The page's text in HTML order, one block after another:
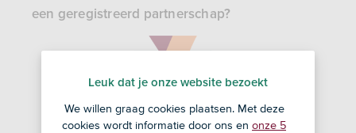
een geregistreerd partnerschap?
Leuk dat je onze website bezoekt
We willen graag cookies plaatsen. Met deze
cookies wordt informatie door ons en onze 5